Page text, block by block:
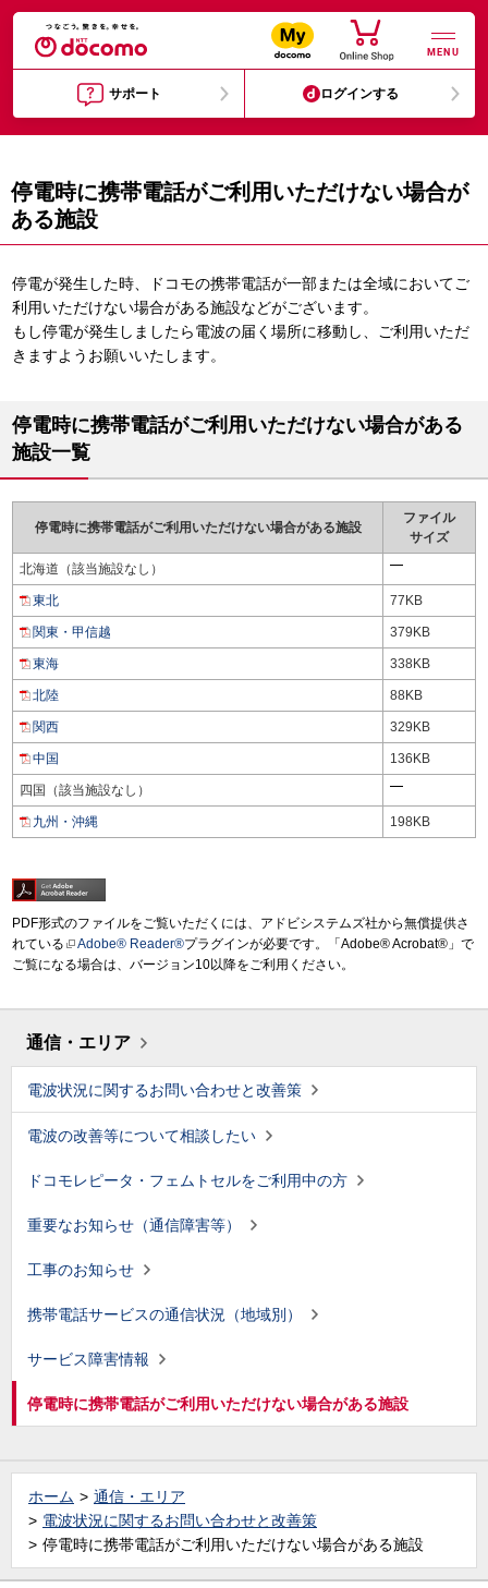
MENU
サポート ログインする
停電時に携帯電話がご利用いただけない場合が
ある施設
停電が発生した時、ドコモの携帯電話が一部または全域においてご
利用いただけない場合がある施設などがございます。
もし停電が発生しましたら電波の届く場所に移動し、ご利用いただ
きますようお願いいたします。
停電時に携帯電話がご利用いただけない場合がある
施設一覧
停電時に携帯電話がご利用いただけない場合がある施設
ファイル
サイズ
北海道（該当施設なし）
東北 77KB
関東・甲信越 379KB
東海 338KB
北陸 88KB
関西 329KB
中国 136KB
四国（該当施設なし）
九州・沖縄 198KB
PDF形式のファイルをご覧いただくには、アドビシステムズ社から無償提供さ
れている
Adobe® Reader®プラグインが必要です。「Adobe® Acrobat®」で
ご覧になる場合は、バージョン10以降をご利用ください。
通信・エリア
電波状況に関するお問い合わせと改善策
電波の改善等について相談したい
ドコモレピータ・フェムトセルをご利用中の方
重要なお知らせ（通信障害等）
工事のお知らせ
携帯電話サービスの通信状況（地域別）
サービス障害情報
停電時に携帯電話がご利用いただけない場合がある施設
ホーム
通信・エリア
電波状況に関するお問い合わせと改善策
停電時に携帯電話がご利用いただけない場合がある施設